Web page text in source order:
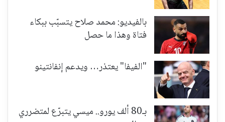
بالفيديو: محمد صلاح يتسبّب ببكاء
فتاة وهذا ما حصل
"الفيفا" يعتذر… ويدعم إنفانتينو
بـ80 ألف يورو.. ميسي يتبرّع لمتضرري